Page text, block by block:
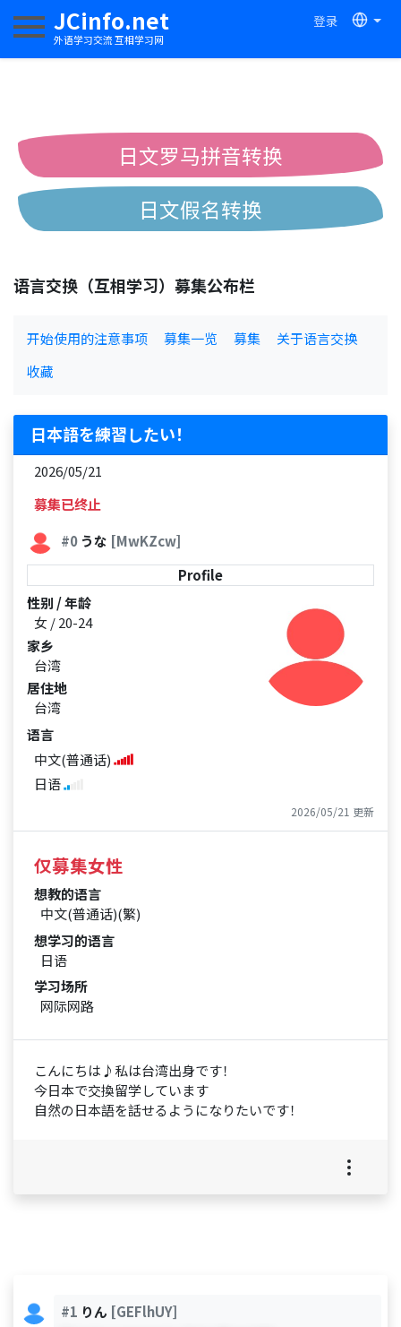
JCinfo.net
外语学习交流 互相学习网
登录
切换导航
日文罗马拼音转换
日文假名转换
语言交换（互相学习）募集公布栏
开始使用的注意事项 募集一览 募集
关于语言交换
收藏
日本語を練習したい！
2026/05/21
募集已终止
#0うな [MwKZcw]
Profile
性别 / 年龄
女 / 20-24
家乡
台湾
居住地
台湾
语言
中文(普通话)
日语
2026/05/21 更新
仅募集女性
想教的语言
中文(普通话)(繁)
想学习的语言
日语
学习场所
网际网路
こんにちは♪私は台湾出身です！
今日本で交換留学しています
自然の日本語を話せるようになりたいです！
#1 りん [GEFlhUY]